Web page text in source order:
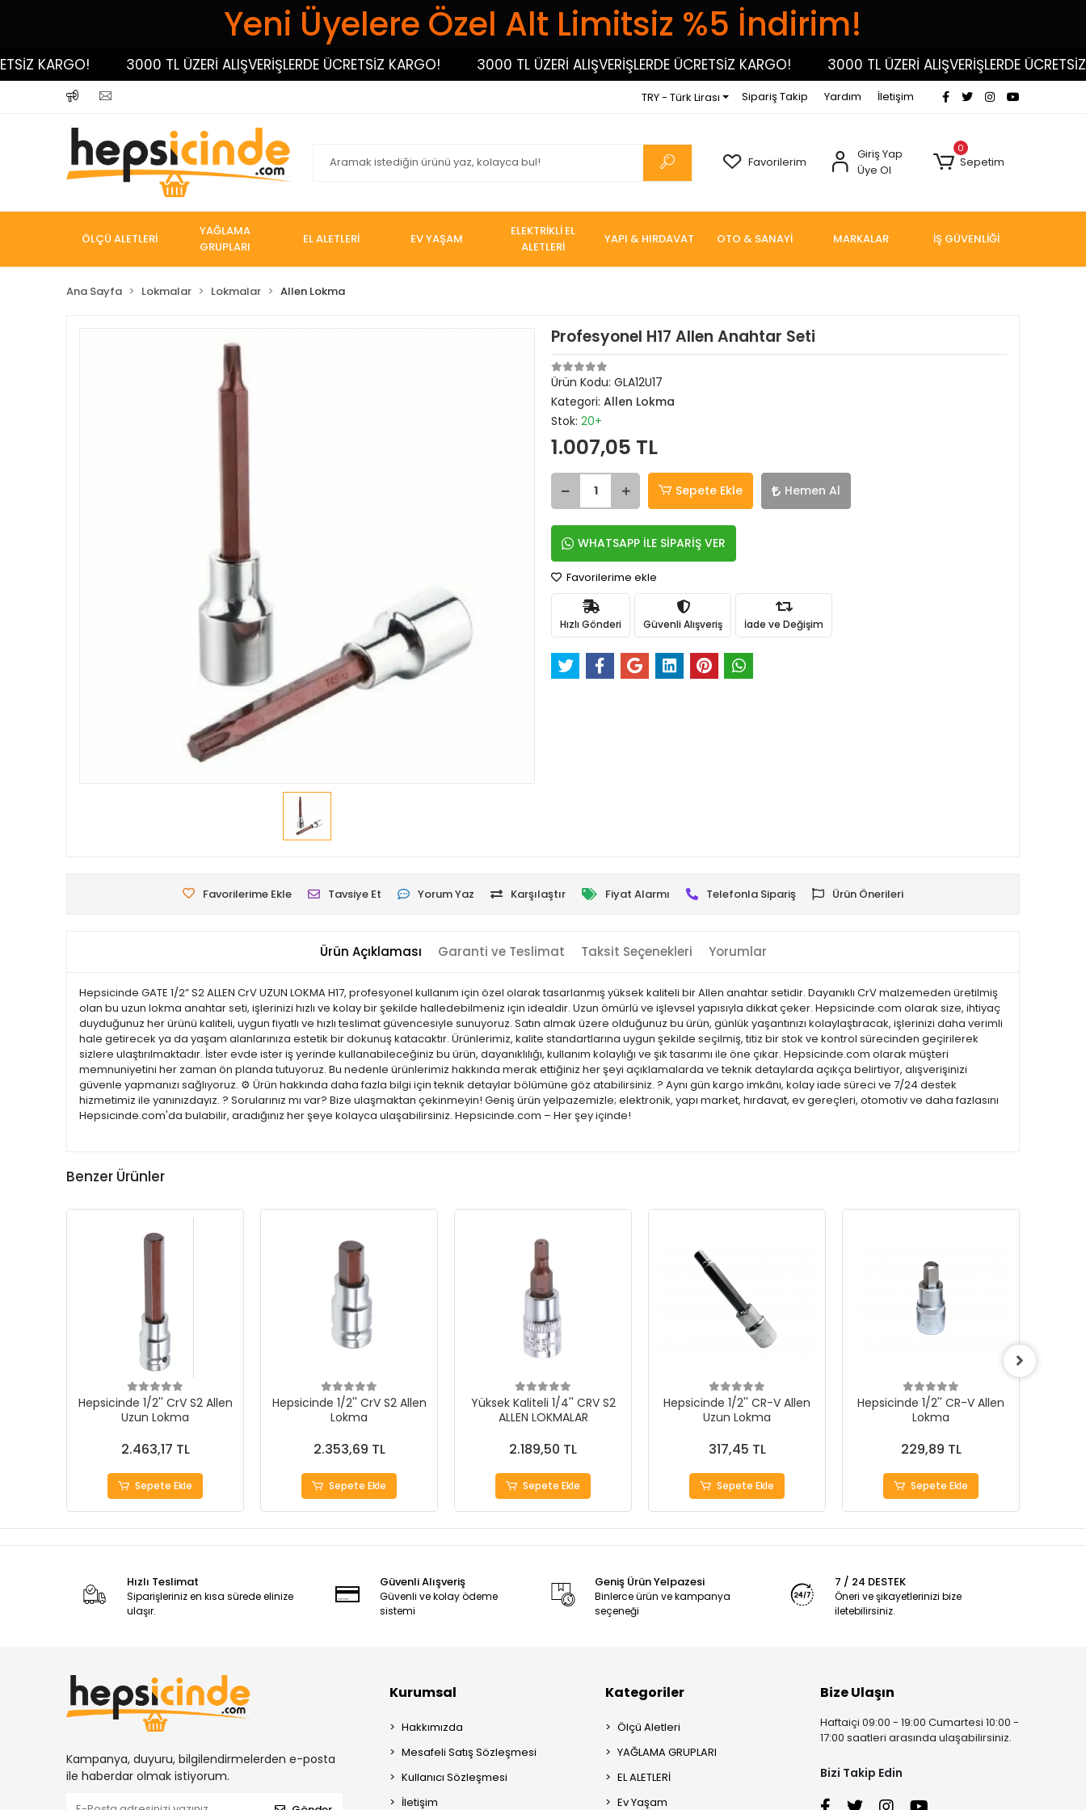
Yeni Üyelere Özel Alt Limitsiz %5 İndirim!
KARGO! 3000 TL ÜZERİ ALIŞVERİŞLERDE ÜCRETSİZ KARGO! 3000 TL ÜZERİ ALIŞVERİŞLERDE ÜCRETSİZ KARGO! 3000 TL ÜZERİ ALIŞVERİŞLERDE ÜCRETSİZ
TRY - Türk Lirası Sipariş Takip Yardım İletişim
Favorilerim
Giriş Yap
Üye Ol
0
Sepetim
ÖLÇÜ ALETLERİ
YAĞLAMA
GRUPLARI
EL ALETLERİ EV YAŞAM
ELEKTRİKLİ EL
ALETLERİ
YAPI & HIRDAVAT OTO & SANAYİ MARKALAR İŞ GÜVENLİĞİ
Ana Sayfa Lokmalar Lokmalar Allen Lokma
Profesyonel H17 Allen Anahtar Seti
Ürün Kodu: GLA12U17
Kategori: Allen Lokma
Stok: 20+
1.007,05 TL
Sepete Ekle Hemen Al
WHATSAPP İLE SİPARİŞ VER
Favorilerime ekle
Hızlı Gönderi Güvenli Alışveriş İade ve Değişim
Favorilerime Ekle Tavsiye Et Yorum Yaz Karşılaştır Fiyat Alarmı Telefonla Sipariş Ürün Önerileri
Ürün Açıklaması Garanti ve Teslimat Taksit Seçenekleri Yorumlar
Hepsicinde GATE 1/2” S2 ALLEN CrV UZUN LOKMA H17, profesyonel kullanım için özel olarak tasarlanmış yüksek kaliteli bir Allen anahtar setidir. Dayanıklı CrV malzemeden üretilmiş
olan bu uzun lokma anahtar seti, işlerinizi hızlı ve kolay bir şekilde halledebilmeniz için idealdir. Uzun ömürlü ve işlevsel yapısıyla dikkat çeker. Hepsicinde.com olarak size, ihtiyaç
duyduğunuz her ürünü kaliteli, uygun fiyatlı ve hızlı teslimat güvencesiyle sunuyoruz. Satın almak üzere olduğunuz bu ürün, günlük yaşantınızı kolaylaştıracak, işlerinizi daha verimli
hale getirecek ya da yaşam alanlarınıza estetik bir dokunuş katacaktır. Ürünlerimiz, kalite standartlarına uygun şekilde seçilmiş, titiz bir stok ve kontrol sürecinden geçirilerek
sizlere ulaştırılmaktadır. İster evde ister iş yerinde kullanabileceğiniz bu ürün, dayanıklılığı, kullanım kolaylığı ve şık tasarımı ile öne çıkar. Hepsicinde.com olarak müşteri
memnuniyetini her zaman ön planda tutuyoruz. Bu nedenle ürünlerimiz hakkında merak ettiğiniz her şeyi açıklamalarda ve teknik detaylarda açıkça belirtiyor, alışverişinizi
güvenle yapmanızı sağlıyoruz. ⚙️ Ürün hakkında daha fazla bilgi için teknik detaylar bölümüne göz atabilirsiniz. ? Aynı gün kargo imkânı, kolay iade süreci ve 7/24 destek
hizmetimiz ile yanınızdayız. ? Sorularınız mı var? Bize ulaşmaktan çekinmeyin! Geniş ürün yelpazemizle; elektronik, yapı market, hırdavat, ev gereçleri, otomotiv ve daha fazlasını
Hepsicinde.com'da bulabilir, aradığınız her şeye kolayca ulaşabilirsiniz. Hepsicinde.com – Her şey içinde!
Benzer Ürünler
Hepsicinde 1/2'' CrV S2 Allen
Uzun Lokma
2.463,17 TL
Sepete Ekle
Hepsicinde 1/2'' CrV S2 Allen
Lokma
2.353,69 TL
Sepete Ekle
Yüksek Kaliteli 1/4'' CRV S2
ALLEN LOKMALAR
2.189,50 TL
Sepete Ekle
Hepsicinde 1/2'' CR-V Allen
Uzun Lokma
317,45 TL
Sepete Ekle
Hepsicinde 1/2'' CR-V Allen
Lokma
229,89 TL
Sepete Ekle
Hızlı Teslimat
Siparişleriniz en kısa sürede elinize
ulaşır.
Güvenli Alışveriş
Güvenli ve kolay ödeme
sistemi
Geniş Ürün Yelpazesi
Binlerce ürün ve kampanya
seçeneği
7 / 24 DESTEK
Öneri ve şikayetlerinizi bize
iletebilirsiniz.
Kampanya, duyuru, bilgilendirmelerden e-posta
ile haberdar olmak istiyorum.
Kurumsal
Hakkımızda
Mesafeli Satış Sözleşmesi
Kullanıcı Sözleşmesi
İletişim
Kategoriler
Ölçü Aletleri
YAĞLAMA GRUPLARI
EL ALETLERİ
Ev Yaşam
Bize Ulaşın
Haftaiçi 09:00 - 19:00 Cumartesi 10:00 -
17:00 saatleri arasında ulaşabilirsiniz.
Bizi Takip Edin